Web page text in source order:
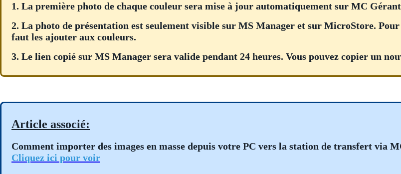
1. La première photo de chaque couleur sera mise à jour automatiquement sur MC
2. La photo de présentation est seulement visible sur MS Manager et sur MicroStore.
faut les ajouter aux couleurs.
3. Le lien copié sur MS Manager sera valide pendant 24 heures. Vous pouvez copier un
Article associé:
Comment importer des images en masse depuis votre PC vers la station de transfert via
Cliquez ici pour voir